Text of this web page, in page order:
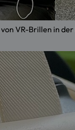
VR-Brillen in